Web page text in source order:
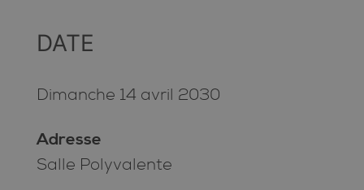
DATE
Dimanche 14 avril 2030
Adresse
Salle Polyvalente